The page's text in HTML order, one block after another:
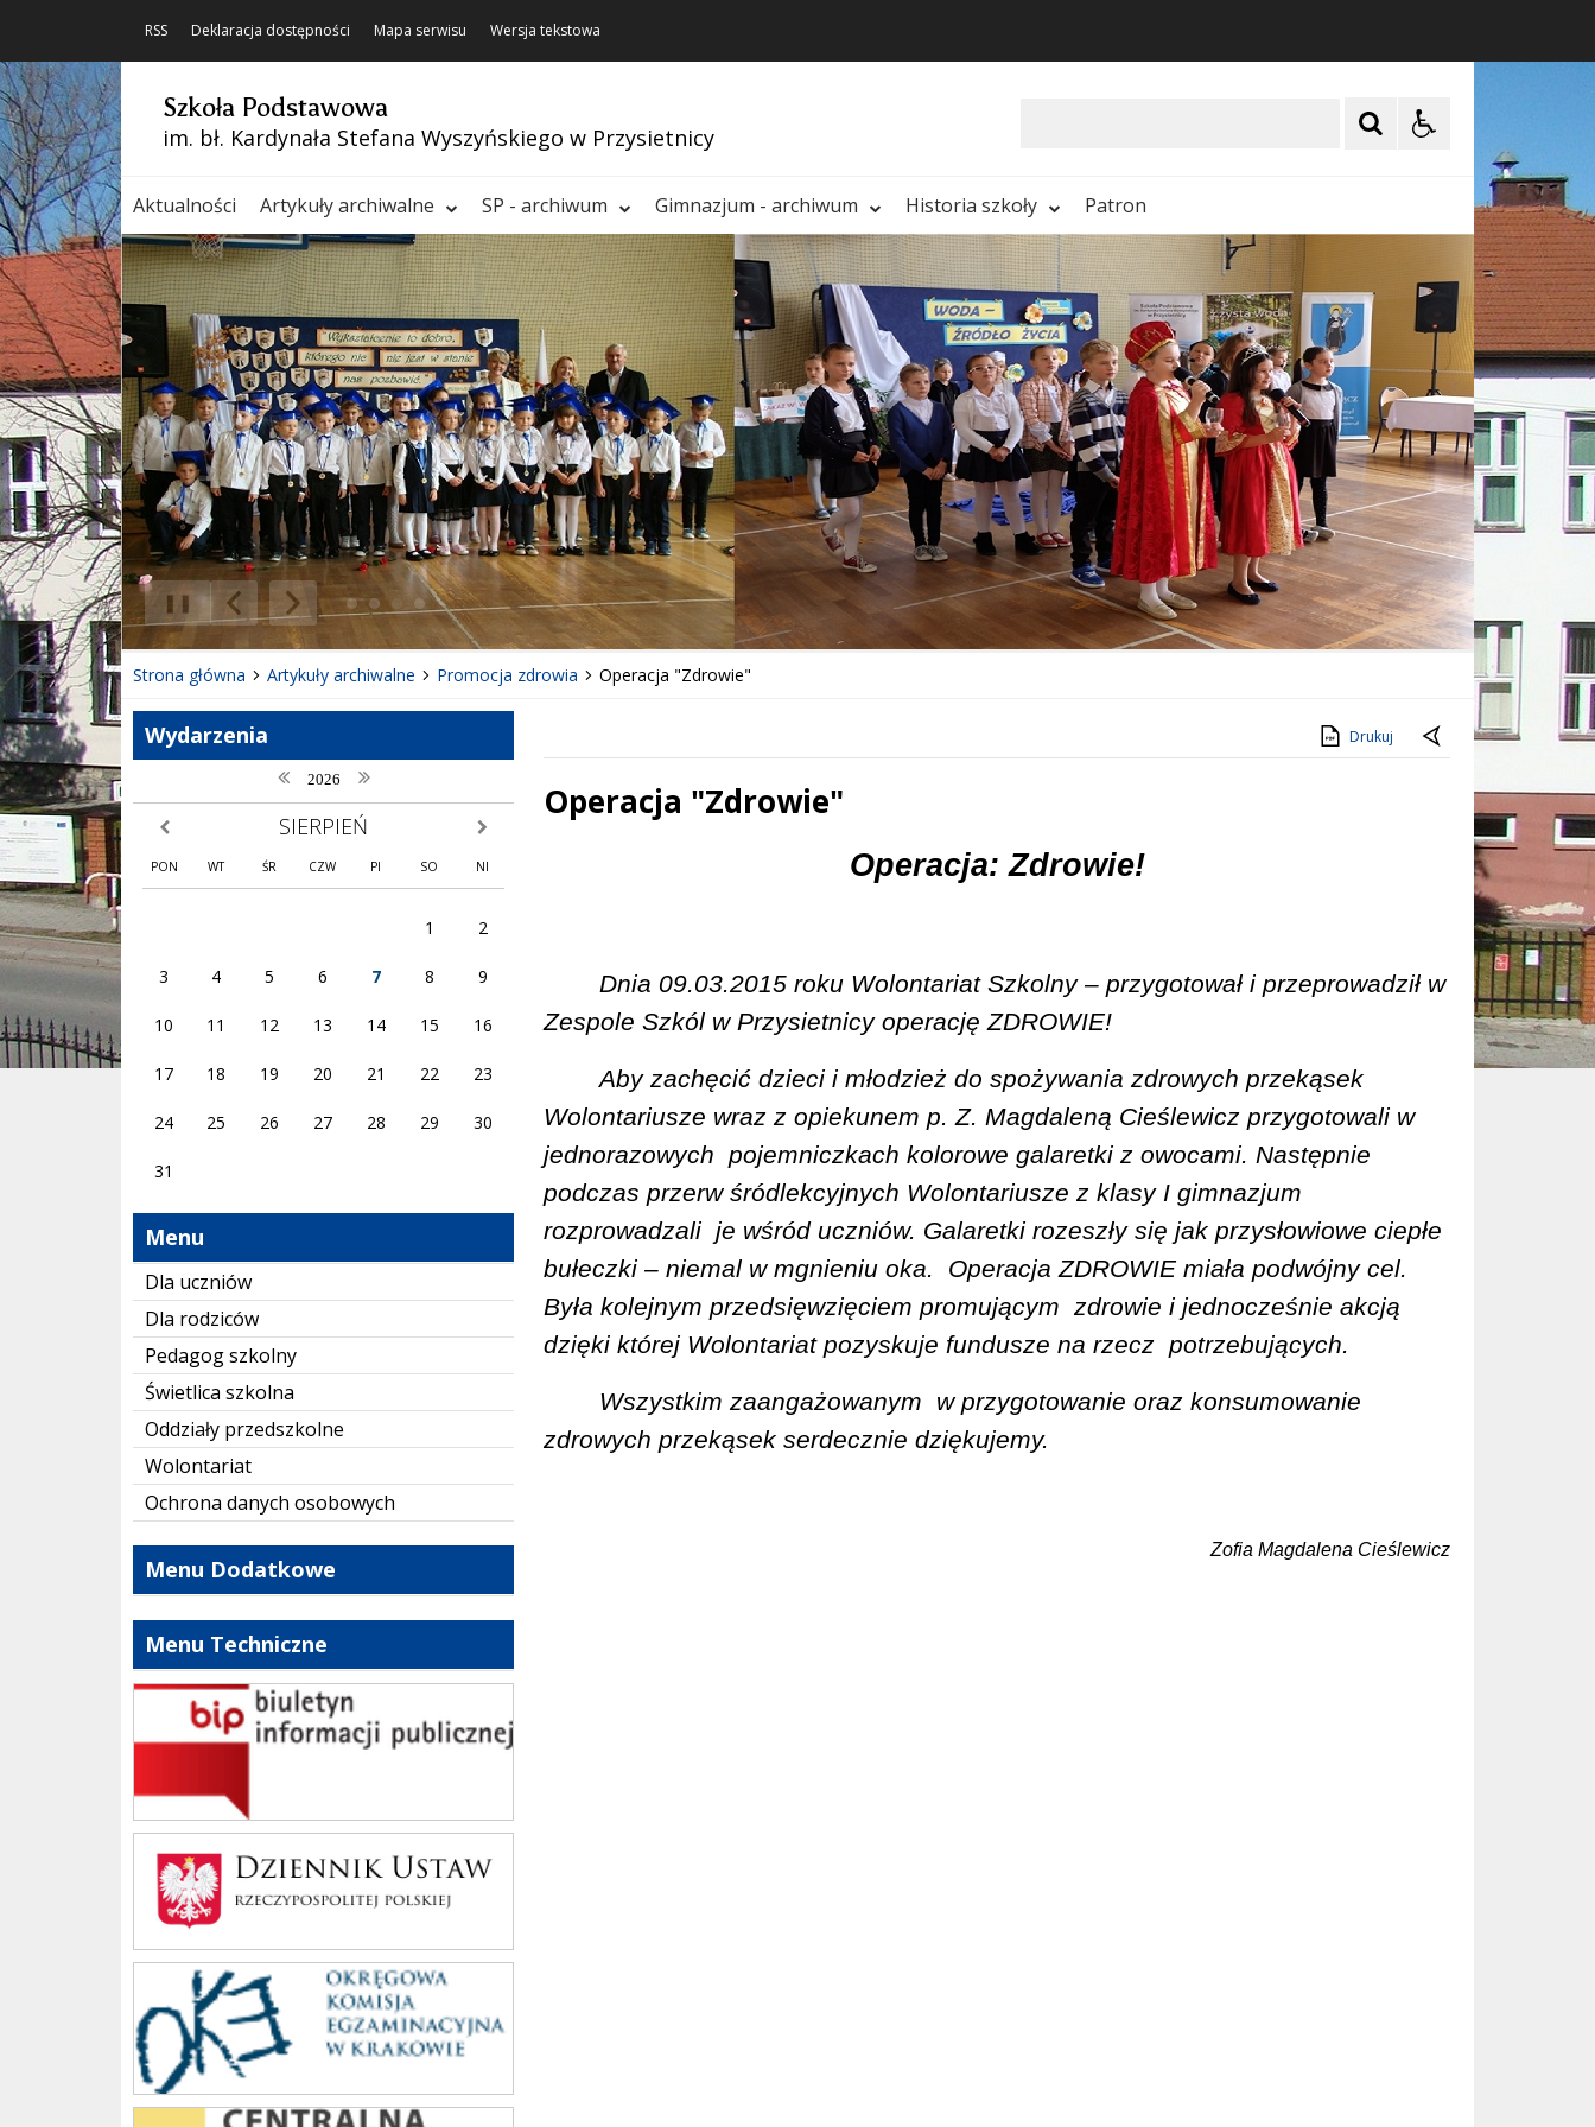
RSS Deklaracja dostępności Mapa serwisu Wersja tekstowa
Szkoła Podstawowa
im. bł. Kardynała Stefana Wyszyńskiego w Przysietnicy
Aktualności Artykuły archiwalne SP - archiwum Gimnazjum - archiwum Historia szkoły Patron
Poprzedni Element
Następny Element
❚❚
Strona główna Artykuły archiwalne Promocja zdrowia Operacja "Zdrowie"
Wydarzenia
poprzedni rok
2026 następny rok
poprzedni miesiąc SIERPIEŃ następny miesiąc
PON WT ŚR CZW PI SO NI
1 2
3 4 5 6 7 8 9
10 11 12 13 14 15 16
17 18 19 20 21 22 23
24 25 26 27 28 29 30
31
Menu
Dla uczniów
Dla rodziców
Pedagog szkolny
Świetlica szkolna
Oddziały przedszkolne
Wolontariat
Ochrona danych osobowych
Menu Dodatkowe
Menu Techniczne
bip szkoły
Dziennik Polski
oke_krakow
cke
Drukuj
Operacja "Zdrowie"
Operacja: Zdrowie!
Dnia 09.03.2015 roku Wolontariat Szkolny – przygotował i przeprowadził w
Zespole Szkól w Przysietnicy operację ZDROWIE!
Aby zachęcić dzieci i młodzież do spożywania zdrowych przekąsek
Wolontariusze wraz z opiekunem p. Z. Magdaleną Cieślewicz przygotowali w
jednorazowych pojemniczkach kolorowe galaretki z owocami. Następnie
podczas przerw śródlekcyjnych Wolontariusze z klasy I gimnazjum
rozprowadzali je wśród uczniów. Galaretki rozeszły się jak przysłowiowe ciepłe
bułeczki – niemal w mgnieniu oka.
Operacja ZDROWIE miała podwójny cel.
Była kolejnym przedsięwzięciem promującym zdrowie i jednocześnie akcją
dzięki której Wolontariat pozyskuje fundusze na rzecz potrzebujących.
Wszystkim zaangażowanym w przygotowanie oraz konsumowanie
zdrowych przekąsek serdecznie dziękujemy.
Zofia Magdalena Cieślewicz